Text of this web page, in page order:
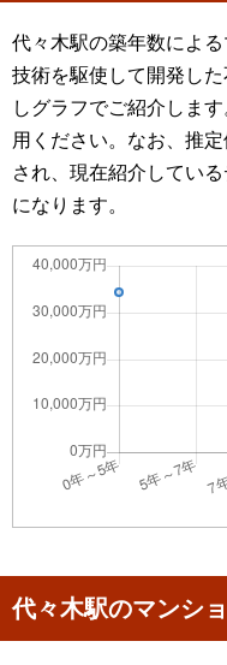
代々木駅の築年数によ
技術を駆使して開発し
しグラフでご紹介しま
用ください。なお、推
され、現在紹介してい
になります。
代々木駅のマンシ